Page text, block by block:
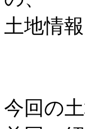
土地情
今回の